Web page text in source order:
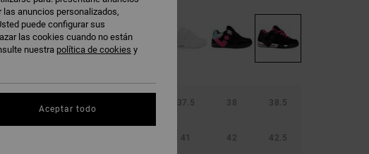
37.5 38 38.5
41 42 42.5
anuncios personalizados,
puede configurar sus
las cookies cuando no están
nuestra política de cookies y
Aceptar todo